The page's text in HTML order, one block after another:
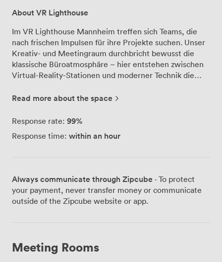
About VR Lighthouse
Im VR Lighthouse Mannheim treffen sich Teams, die
nach frischen Impulsen für ihre Projekte suchen. Unser
Kreativ- und Meetingraum durchbricht bewusst die
klassische Büroatmosphäre – hier entstehen zwischen
Virtual-Reality-Stationen und moderner Technik die
unkonventionelle Meetings konzipiert. Sechs voll
leistungsstarken Gaming-PCs stehen direkt im Raum
Pausen, sondern auch gezielt für Visualisierungen ihrer
and-Play-Prinzip – einfach Laptop anschließen und
loslegen. Unser leistungsstarkes WLAN steht allen
Teilnehmern kostenfrei zur Verfügung. Bei Bedarf
Bereich die perfekte Abwechslung. Hier können Teams
Read more about the space
Response rate: 99%
Response time: within an hour
Always communicate through Zipcube · To protect
your payment, never transfer money or communicate
outside of the Zipcube website or app.
Meeting Rooms